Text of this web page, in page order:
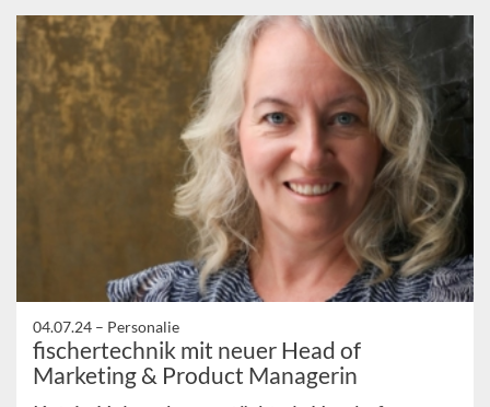
04.07.24 – Personalie
fischertechnik mit neuer Head of
Marketing & Product Managerin